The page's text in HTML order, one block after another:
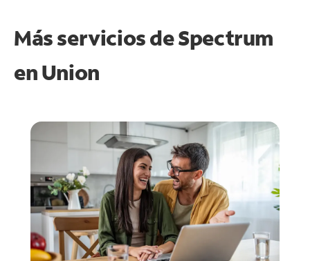
Más servicios de Spectrum
enUnion